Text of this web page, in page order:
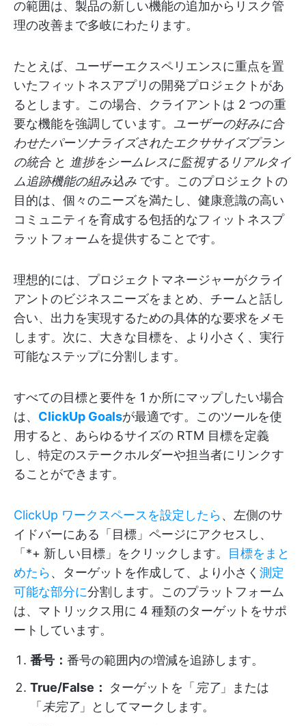
の範囲は、製品の新しい機能の追加からリスク管
理の改善まで多岐にわたります。
たとえば、ユーザーエクスペリエンスに重点を置
いたフィットネスアプリの開発プロジェクトがあ
るとします。この場合、クライアントは 2 つの重
要な機能を強調しています。 ユーザーの好みに合
わせたパーソナライズされたエクササイズプラン
の統合と 進捗をシームレスに監視するリアルタイ
ム追跡機能の組み込み です。このプロジェクトの
目的は、個々のニーズを満たし、健康意識の高い
コミュニティを育成する包括的なフィットネスプ
ラットフォームを提供することです。
理想的には、プロジェクトマネージャーがクライ
アントのビジネスニーズをまとめ、チームと話し
合い、出力を実現するための具体的な要求をメモ
します。次に、大きな目標を、より小さく、実行
可能なステップに分割します。
すべての目標と要件を 1 か所にマップしたい場合
は、 ClickUp Goalsが最適です。このツールを使
用すると、あらゆるサイズの RTM 目標を定義
し、特定のステークホルダーや担当者にリンクす
ることができます。
ClickUp ワークスペースを設定したら、左側のサ
イドバーにある「目標」ページにアクセスし、
「*+ 新しい目標」をクリックします。 目標をまと
めたら、ターゲットを作成して、より小さく 測定
可能な部分に分割します。このプラットフォーム
は、マトリックス用に 4 種類のターゲットをサポ
ートしています。
番号： 番号の範囲内の増減を追跡します。
True/False： ターゲットを「 完了」または
「 未完了」としてマークします。